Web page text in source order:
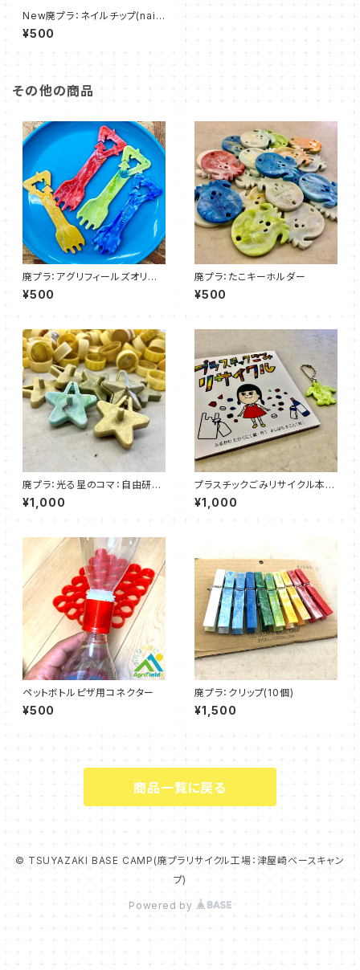
New廃プラ：ネイルチップ(nail
chip)10枚入
¥500
その他の商品
廃プラ：アグリフィールズオリジ
ナルSpork
¥500
廃プラ：たこキーホルダー
¥500
廃プラ：光る星のコマ：自由研究
キット
¥1,000
プラスチックごみリサイクル本&
亀キーホルダーセット
¥1,000
ペットボトルピザ用コネクター
¥500
廃プラ：クリップ(10個)
¥1,500
商品一覧に戻る
© TSUYAZAKI BASE CAMP(廃プラリサイクル工場：津屋崎ベースキャン
プ)
Powered by